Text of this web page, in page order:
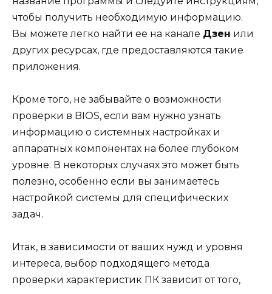
чтобы получить необходимую информацию.
Вы можете легко найти ее на канале Дзен или
других ресурсах, где предоставляются такие
приложения.
Кроме того, не забывайте о возможности
проверки в BIOS, если вам нужно узнать
информацию о системных настройках и
аппаратных компонентах на более глубоком
уровне. В некоторых случаях это может быть
полезно, особенно если вы занимаетесь
настройкой системы для специфических
задач.
Итак, в зависимости от ваших нужд и уровня
интереса, выбор подходящего метода
проверки характеристик ПК зависит от того,